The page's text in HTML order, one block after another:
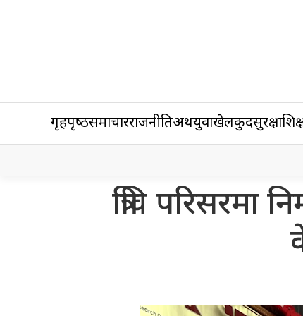
गृहपृष्‍ठसमाचारराजनीतिअर्थयुवाखेलकुदसुरक्षा
त्रिवि परिसरमा